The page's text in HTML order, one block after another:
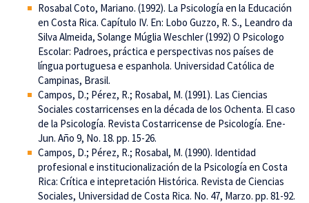
Rosabal Coto, Mariano. (1992). La Psicología en la Educación
en Costa Rica. Capítulo IV. En: Lobo Guzzo, R. S., Leandro da
Silva Almeida, Solange Múglia Weschler (1992) O Psicologo
Escolar: Padroes, práctica e perspectivas nos países de
língua portuguesa e espanhola. Universidad Católica de
Campinas, Brasil.
Campos, D.; Pérez, R.; Rosabal, M. (1991). Las Ciencias
Sociales costarricenses en la década de los Ochenta. El caso
de la Psicología. Revista Costarricense de Psicología. Ene-
Jun. Año 9, No. 18. pp. 15-26.
Campos, D.; Pérez, R.; Rosabal, M. (1990). Identidad
profesional e institucionalización de la Psicología en Costa
Rica: Crítica e intepretación Histórica. Revista de Ciencias
Sociales, Universidad de Costa Rica. No. 47, Marzo. pp. 81-92.